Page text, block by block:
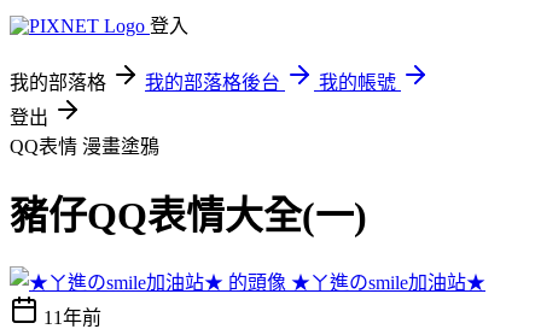
登入
我的部落格 我的部落格後台
我的帳號
登出
QQ表情 漫畫塗鴉
豬仔QQ表情大全(一)
★ㄚ進のsmile加油站★
11年前